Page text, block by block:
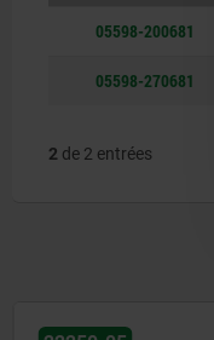
05598-200681
05598-270681
2 de 2 entrées